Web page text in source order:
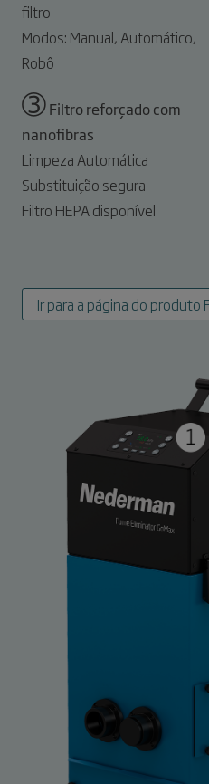
filtro
Modos: Manual, Automático,
Robô
➂Filtro reforçado com
nanofibras
Limpeza Automática
Substituição segura
Filtro HEPA disponível
Ir para a página do produto